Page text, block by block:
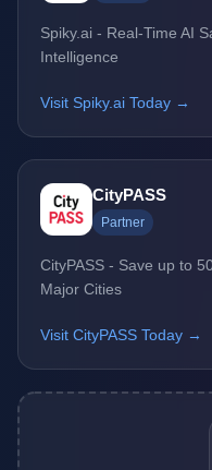
Spiky.ai - Real-Time AI
Intelligence
Visit Spiky.ai Today →
CityPASS
Partner
CityPASS - Save up to
Major Cities
Visit CityPASS Today →